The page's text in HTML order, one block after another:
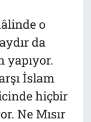
o
da
yapıyor.
İslam
hiçbir
Ne Mısır